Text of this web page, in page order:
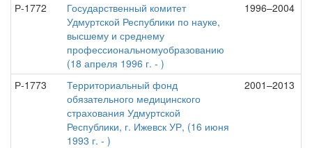
Р-1772
Государственный комитет
Удмуртской Республики по науке,
высшему и среднему
профессиональномуобразованию
(18 апреля 1996 г. - )
1996–2004
Р-1773
Территориальный фонд
обязательного медицинского
страхования Удмуртской
Республики, г. Ижевск УР, (16 июня
1993 г. - )
2001–2013